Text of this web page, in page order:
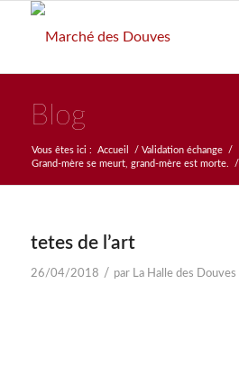
Blog
Vous êtes ici : Accueil / Validation échange
/
Grand-mère se meurt, grand-mère est morte.
/
tetes de l’art
26/04/2018 / par La Halle des Douves